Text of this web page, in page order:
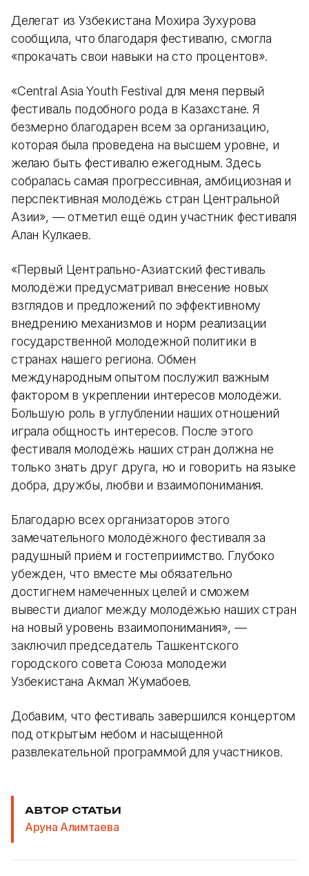
Делегат из Узбекистана Мохира Зухурова
сообщила, что благодаря фестивалю, смогла
«прокачать свои навыки на сто процентов».
«Central Asia Youth Festival для меня первый
фестиваль подобного рода в Казахстане. Я
безмерно благодарен всем за организацию,
которая была проведена на высшем уровне, и
желаю быть фестивалю ежегодным. Здесь
собралась самая прогрессивная, амбициозная и
перспективная молодёжь стран Центральной
Азии», — отметил ещё один участник фестиваля
Алан Кулкаев.
«Первый Центрально-Азиатский фестиваль
молодёжи предусматривал внесение новых
взглядов и предложений по эффективному
внедрению механизмов и норм реализации
государственной молодежной политики в
странах нашего региона. Обмен
международным опытом послужил важным
фактором в укреплении интересов молодёжи.
Большую роль в углублении наших отношений
играла общность интересов. После этого
фестиваля молодёжь наших стран должна не
только знать друг друга, но и говорить на языке
добра, дружбы, любви и взаимопонимания.
Благодарю всех организаторов этого
замечательного молодёжного фестиваля за
радушный приём и гостеприимство. Глубоко
убежден, что вместе мы обязательно
достигнем намеченных целей и сможем
вывести диалог между молодёжью наших стран
на новый уровень взаимопонимания», —
заключил председатель Ташкентского
городского совета Союза молодежи
Узбекистана Акмал Жумабоев.
Добавим, что фестиваль завершился концертом
под открытым небом и насыщенной
развлекательной программой для участников.
АВТОР СТАТЬИ
Аруна Алимтаева